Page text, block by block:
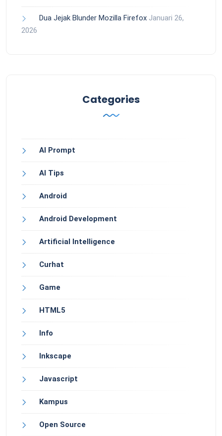
Dua Jejak Blunder Mozilla Firefox Januari 26,
2026
Categories
AI Prompt
AI Tips
Android
Android Development
Artificial Intelligence
Curhat
Game
HTML5
Info
Inkscape
Javascript
Kampus
Open Source